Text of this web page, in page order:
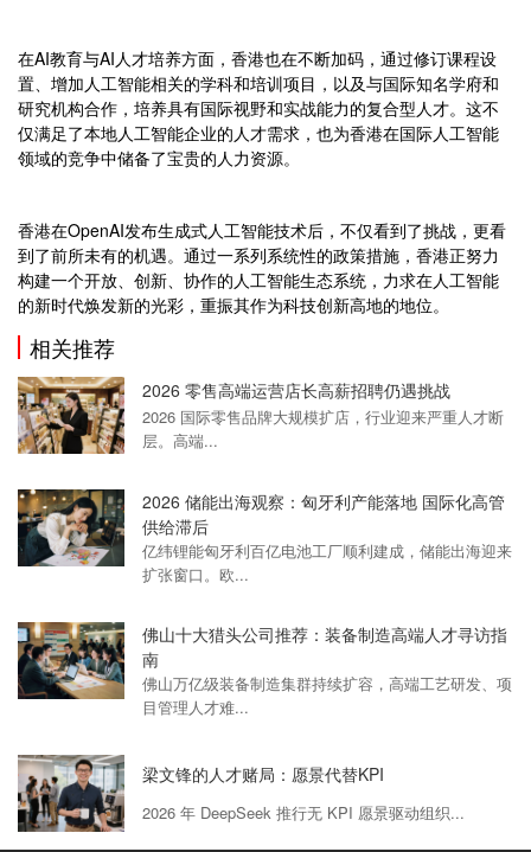
在AI教育与AI人才培养方面，香港也在不断加码，通过修订课程设
置、增加人工智能相关的学科和培训项目，以及与国际知名学府和
研究机构合作，培养具有国际视野和实战能力的复合型人才。这不
仅满足了本地人工智能企业的人才需求，也为香港在国际人工智能
领域的竞争中储备了宝贵的人力资源。
香港在OpenAI发布生成式人工智能技术后，不仅看到了挑战，更看
到了前所未有的机遇。通过一系列系统性的政策措施，香港正努力
构建一个开放、创新、协作的人工智能生态系统，力求在人工智能
的新时代焕发新的光彩，重振其作为科技创新高地的地位。
相关推荐
2026 零售高端运营店长高薪招聘仍遇挑战
2026 国际零售品牌大规模扩店，行业迎来严重人才断
层。高端...
2026 储能出海观察：匈牙利产能落地 国际化高管
供给滞后
亿纬锂能匈牙利百亿电池工厂顺利建成，储能出海迎来
扩张窗口。欧...
佛山十大猎头公司推荐：装备制造高端人才寻访指
南
佛山万亿级装备制造集群持续扩容，高端工艺研发、项
目管理人才难...
梁文锋的人才赌局：愿景代替KPI
2026 年 DeepSeek 推行无 KPI 愿景驱动组织...